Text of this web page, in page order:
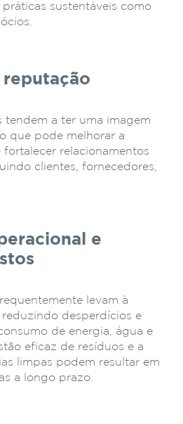
sustentáveis como
reputação
tendem a ter uma imagem
que pode melhorar a
fortalecer relacionamentos
clientes, fornecedores,
e
levam à
desperdícios e
de energia, água e
eficaz de resíduos e a
limpas podem resultar em
a longo prazo.